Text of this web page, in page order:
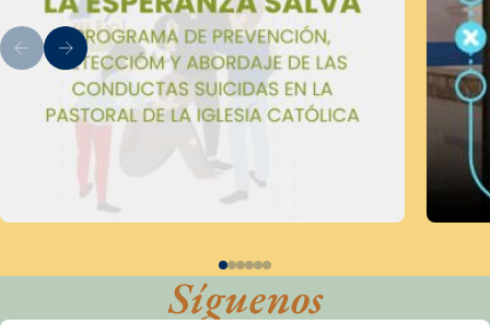
Síguenos